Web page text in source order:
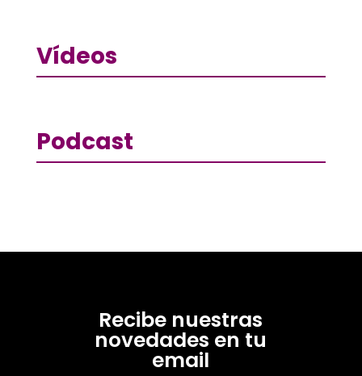
Vídeos
Podcast
Recibe nuestras
novedades en tu
email